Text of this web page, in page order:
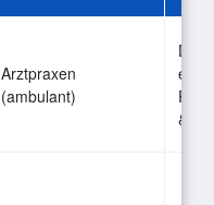
Arztpraxen
(ambulant)
&